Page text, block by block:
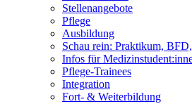
Stellenangebote
Pflege
Ausbildung
Schau rein: Praktikum,
Infos für
Pflege-Trainees
Integration
Fort- & Weiterbildung